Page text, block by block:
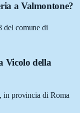
a Valmontone?
del comune di
Vicolo della
in provincia di Roma